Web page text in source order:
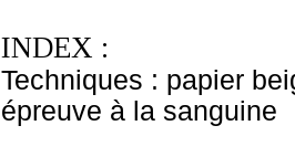
INDEX :
Techniques : papier
épreuve à la sanguine